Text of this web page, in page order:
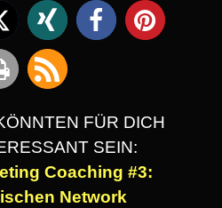
FÜR DICH
SEIN:
Coaching #3:
Network